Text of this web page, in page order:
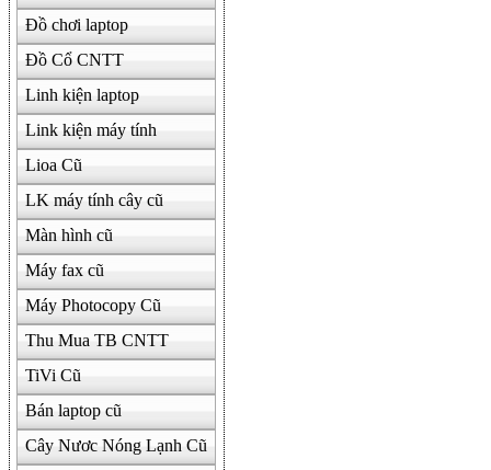
Đồ chơi laptop
Đồ Cổ CNTT
Linh kiện laptop
Link kiện máy tính
Lioa Cũ
LK máy tính cây cũ
Màn hình cũ
Máy fax cũ
Máy Photocopy Cũ
Thu Mua TB CNTT
TiVi Cũ
Bán laptop cũ
Cây Nươc Nóng Lạnh Cũ